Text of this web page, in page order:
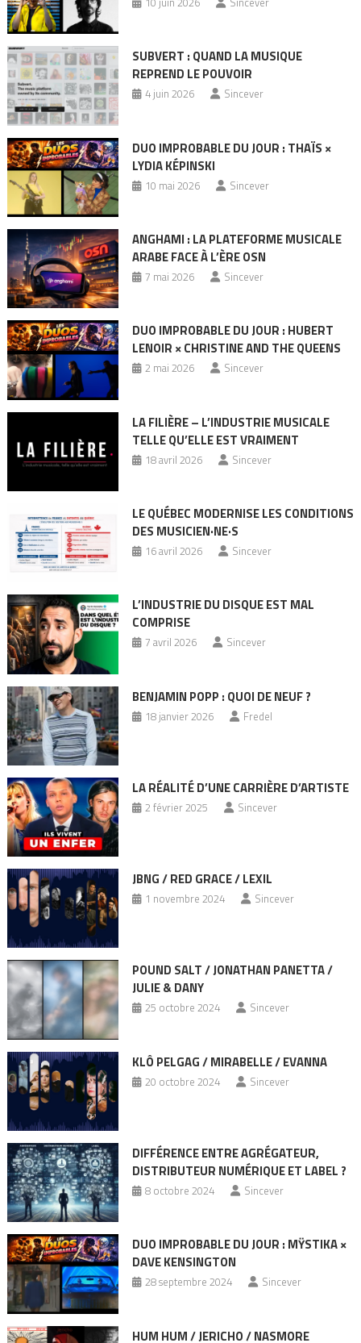
SUBVERT : QUAND LA MUSIQUE
REPREND LE POUVOIR
4 juin 2026 Sincever
DUO IMPROBABLE DU JOUR : THAÏS ×
LYDIA KÉPINSKI
10 mai 2026 Sincever
ANGHAMI : LA PLATEFORME MUSICALE
ARABE FACE À L’ÈRE OSN
7 mai 2026 Sincever
DUO IMPROBABLE DU JOUR : HUBERT
LENOIR × CHRISTINE AND THE QUEENS
2 mai 2026 Sincever
LA FILIÈRE – L’INDUSTRIE MUSICALE
TELLE QU’ELLE EST VRAIMENT
18 avril 2026 Sincever
LE QUÉBEC MODERNISE LES CONDITIONS
DES MUSICIEN·NE·S
16 avril 2026 Sincever
L’INDUSTRIE DU DISQUE EST MAL
COMPRISE
7 avril 2026 Sincever
BENJAMIN POPP : QUOI DE NEUF ?
18 janvier 2026 Fredel
LA RÉALITÉ D’UNE CARRIÈRE D’ARTISTE
2 février 2025 Sincever
JBNG / RED GRACE / LEXIL
1 novembre 2024 Sincever
POUND SALT / JONATHAN PANETTA /
JULIE & DANY
25 octobre 2024 Sincever
KLÔ PELGAG / MIRABELLE / EVANNA
20 octobre 2024 Sincever
DIFFÉRENCE ENTRE AGRÉGATEUR,
DISTRIBUTEUR NUMÉRIQUE ET LABEL ?
8 octobre 2024 Sincever
DUO IMPROBABLE DU JOUR : MŸSTIKA ×
DAVE KENSINGTON
28 septembre 2024 Sincever
HUM HUM / JERICHO / NASMORE